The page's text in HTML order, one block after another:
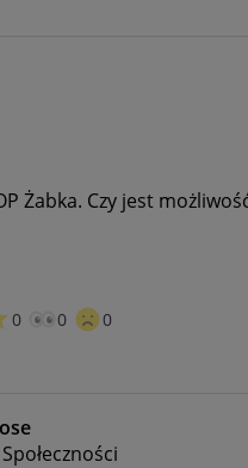
Żabka. Czy jest
0 0 0